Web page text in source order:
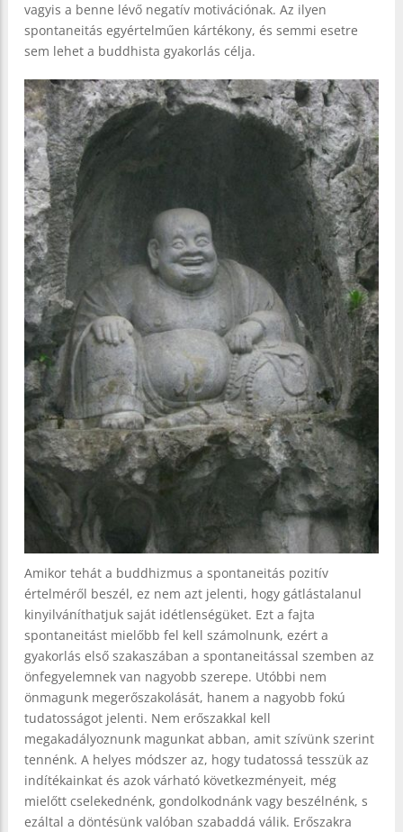
vagyis a benne lévő negatív motivációnak. Az ilyen
spontaneitás egyértelműen kártékony, és semmi esetre
sem lehet a buddhista gyakorlás célja.
Amikor tehát a buddhizmus a spontaneitás pozitív
értelméről beszél, ez nem azt jelenti, hogy gátlástalanul
kinyilváníthatjuk saját idétlenségüket. Ezt a fajta
spontaneitást mielőbb fel kell számolnunk, ezért a
gyakorlás első szakaszában a spontaneitással szemben az
önfegyelemnek van nagyobb szerepe. Utóbbi nem
önmagunk megerőszakolását, hanem a nagyobb fokú
tudatosságot jelenti. Nem erőszakkal kell
megakadályoznunk magunkat abban, amit szívünk szerint
tennénk. A helyes módszer az, hogy tudatossá tesszük az
indítékainkat és azok várható következményeit, még
mielőtt cselekednénk, gondolkodnánk vagy beszélnénk, s
ezáltal a döntésünk valóban szabaddá válik. Erőszakra